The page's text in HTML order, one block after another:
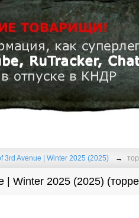
3rd Avenue | Winter 2025 (2025)
| Winter 2025 (2025)